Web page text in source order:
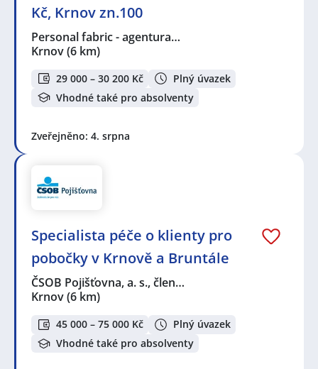
Kč, Krnov zn.100
Personal fabric - agentura…
Krnov(6 km)
29 000 – 30 200 Kč
Plný úvazek
Vhodné také pro absolventy
Zveřejněno: 4. srpna
Specialista péče o klienty pro
pobočky v Krnově a Bruntále
ČSOB Pojišťovna, a. s., člen…
Krnov(6 km)
45 000 – 75 000 Kč
Plný úvazek
Vhodné také pro absolventy